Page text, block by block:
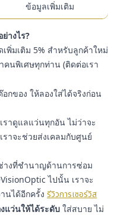
ข้อมูลเพิ่มเติม
างไร?
พิ่มเติม 5% สำหรับลูกค้าใหม่
คนพิเศษทุกท่าน (ติดต่อเรา
กของ ให้ลองใส่ได้จริงก่อน
เราดูแลแว่นทุกอัน ไม่ว่าจะ
ราจะช่วยส่งเคลมกับศูนย์
างที่ชำนาญด้านการซ่อม
ไปนั้น เราจะ
นได้อีกครั้ง รีวิวการเซอร์วิส
แว่นให้ได้ระดับ ใส่สบาย ไม่